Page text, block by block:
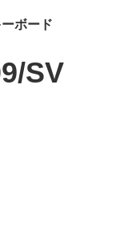
ボード
SV